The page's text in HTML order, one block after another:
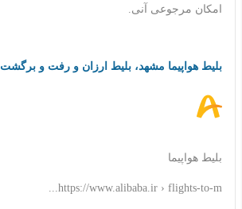
امکان مرجوعی آنی.
بلیط هواپیما مشهد، بلیط ارزان و رفت و برگشت
بلیط هواپیما
https://www.alibaba.ir › flights-to-m...